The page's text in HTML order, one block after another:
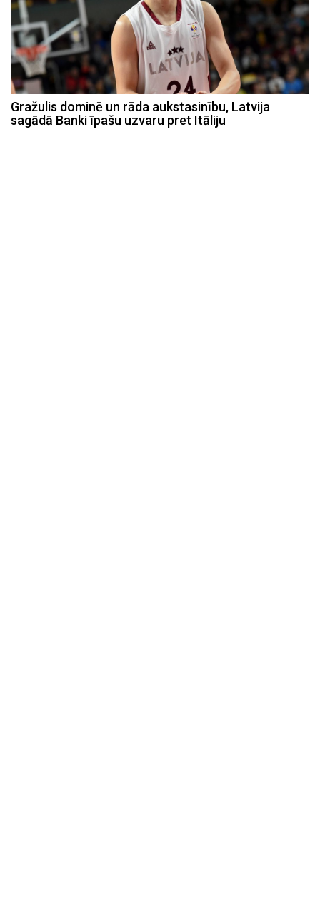
Gražulis dominē un rāda aukstasinību, Latvija
sagādā Banki īpašu uzvaru pret Itāliju